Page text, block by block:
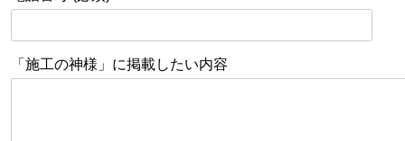
「施工の神様」に掲載したい内容